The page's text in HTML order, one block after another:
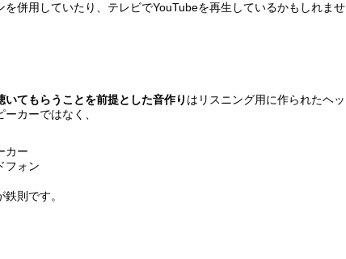
を併用していたり、テレビでYouTubeを再生しているかもしれませ
いてもらうことを前提とした音作り はリスニング用に作られたヘッ
ーカーではなく、
カー
フォン
則です。